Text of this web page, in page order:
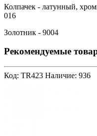
Колпачек - латунный,
016
Золотник - 9004
Рекомендуемые
Код: TR423 Наличие: 936